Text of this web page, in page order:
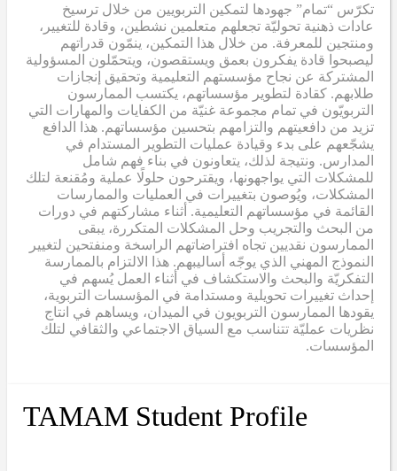
تكرّس “تمام” جهودها لتمكين التربويين من خلال ترسيخ
عادات ذهنية تحوليّة تجعلهم متعلمين نشطين، وقادة للتغيير،
ومنتجين للمعرفة. من خلال هذا التمكين، ينمّون قدراتهم
ليصبحوا قادة يفكرون بعمق ويستقصون، ويتحمّلون المسؤولية
المشتركة عن نجاح مؤسستهم التعليمية وتحقيق إنجازات
طلابهم. كقادة لتطوير مؤسساتهم، يكتسب الممارسون
التربويّون في تمام مجموعة غنيّة من الكفايات والمهارات التي
تزيد من دافعيتهم والتزامهم بتحسين مؤسساتهم. هذا الدافع
يشجّعهم على بدء وقيادة عمليات التطوير المستدام في
المدارس. ونتيجة لذلك، يتعاونون في بناء فهم شامل
للمشكلات التي يواجهونها، ويقترحون حلولًا عملية ومُقنعة لتلك
المشكلات، ويُوصون بتغييرات في العمليات والممارسات
القائمة في مؤسساتهم التعليمية. أثناء مشاركتهم في دورات
من البحث والتجريب وحل المشكلات المتكررة، يبقى
الممارسون نقديين تجاه افتراضاتهم الراسخة ومنفتحين لتغيير
النموذج المهني الذي يوجّه أساليبهم. هذا الالتزام بالممارسة
التفكريّة والبحث والاستكشاف في أثناء العمل يُسهم في
إحداث تغييرات تحويلية ومستدامة في المؤسسات التربوية،
يقودها الممارسون التربويون في الميدان، ويساهم في انتاج
نظريات عمليّة تتناسب مع السياق الاجتماعي والثقافي لتلك
المؤسسات.
TAMAM Student Profile